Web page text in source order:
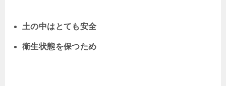
土の中はとても安全
衛生状態を保つため